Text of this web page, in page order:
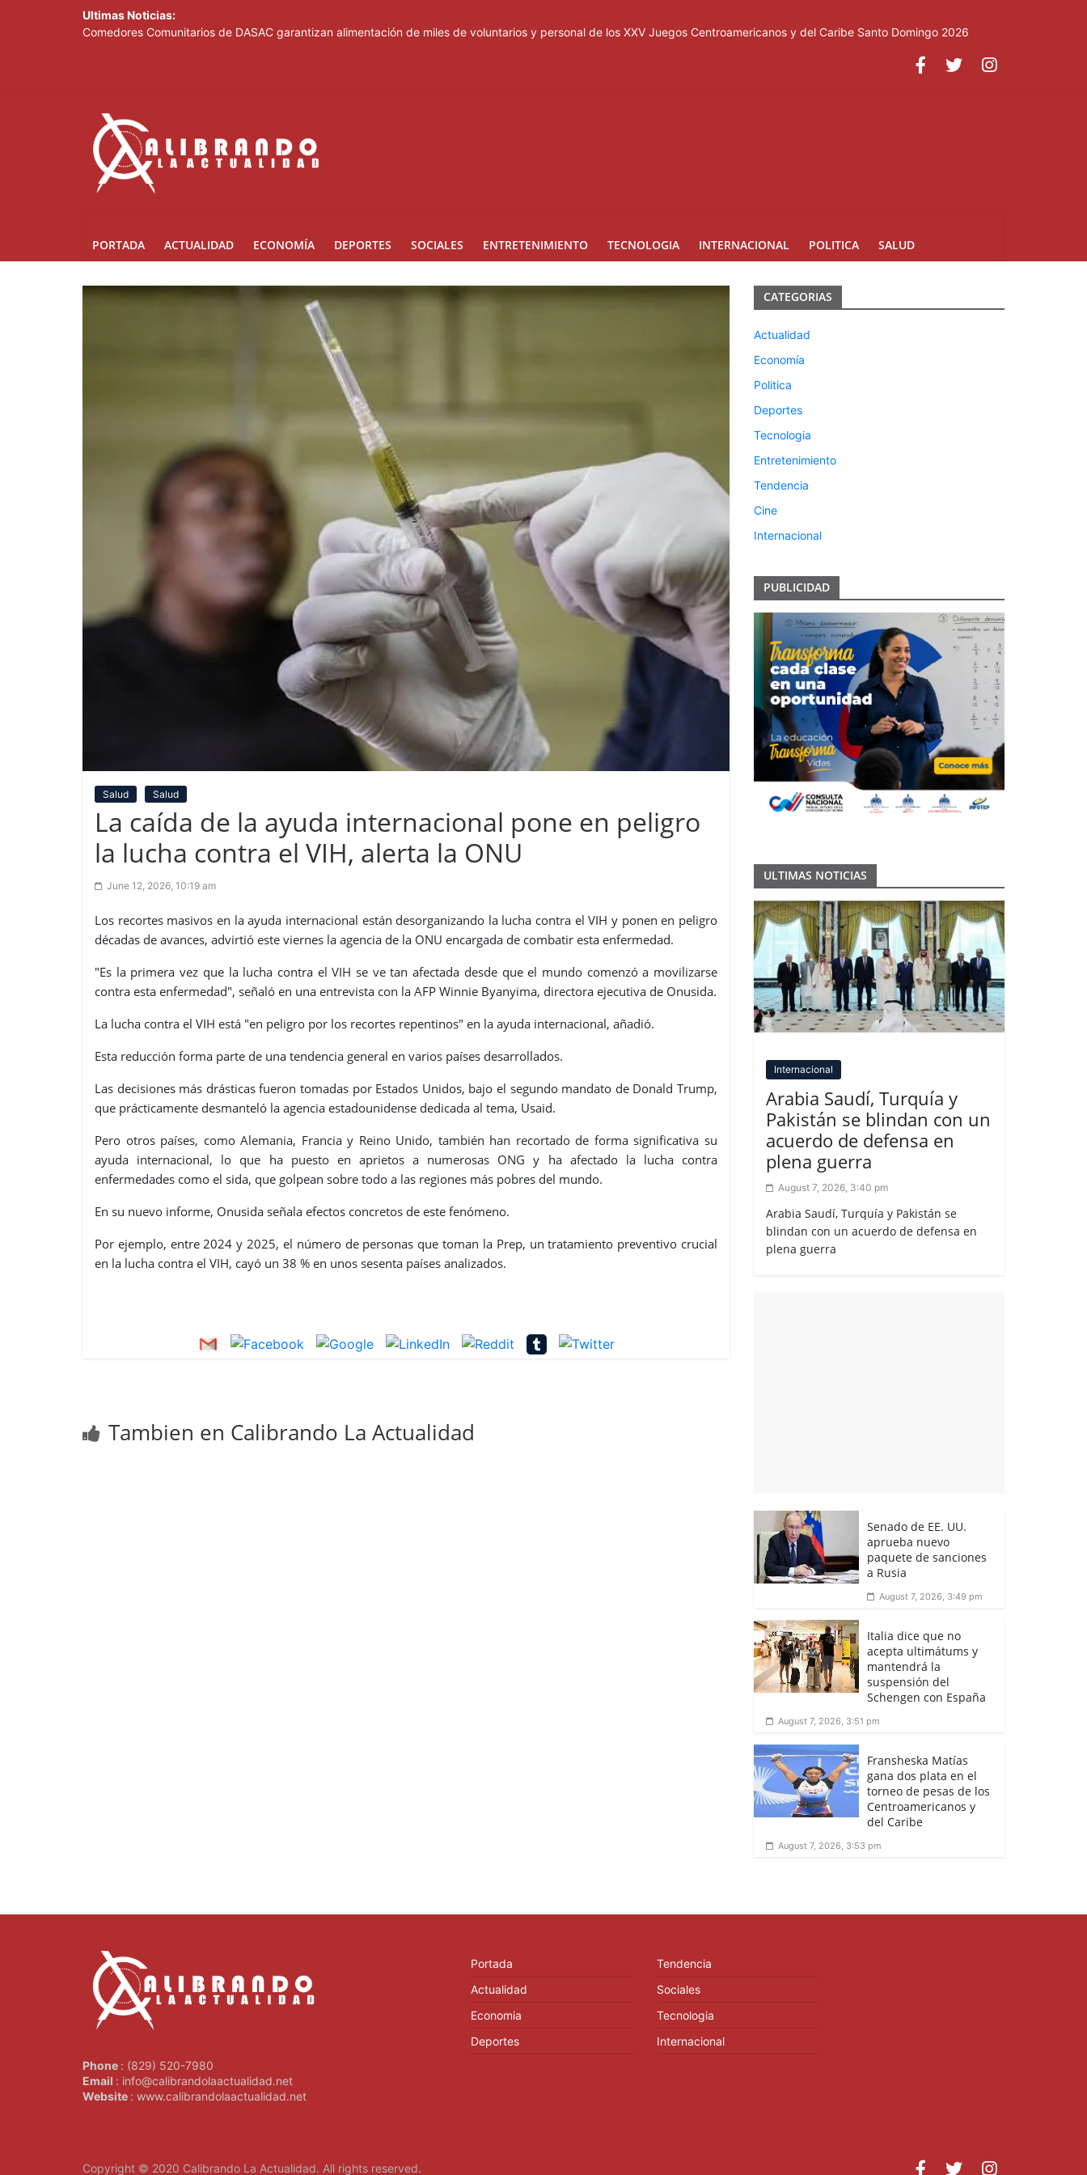
Ultimas Noticias:
Comedores Comunitarios de DASAC garantizan alimentación de miles de voluntarios y personal de los XXV Juegos Centroamericanos y del Caribe Santo Domingo 2026
PORTADA ACTUALIDAD ECONOMÍA DEPORTES SOCIALES ENTRETENIMIENTO TECNOLOGIA INTERNACIONAL POLITICA SALUD
Salud Salud
La caída de la ayuda internacional pone en peligro
la lucha contra el VIH, alerta la ONU
June 12, 2026, 10:19 am
Los recortes masivos en la ayuda internacional están desorganizando la lucha contra el VIH y ponen en peligro
décadas de avances, advirtió este viernes la agencia de la ONU encargada de combatir esta enfermedad.
"Es la primera vez que la lucha contra el VIH se ve tan afectada desde que el mundo comenzó a movilizarse
contra esta enfermedad", señaló en una entrevista con la AFP Winnie Byanyima, directora ejecutiva de Onusida.
La lucha contra el VIH está "en peligro por los recortes repentinos" en la ayuda internacional, añadió.
Esta reducción forma parte de una tendencia general en varios países desarrollados.
Las decisiones más drásticas fueron tomadas por Estados Unidos, bajo el segundo mandato de Donald Trump,
que prácticamente desmanteló la agencia estadounidense dedicada al tema, Usaid.
Pero otros países, como Alemania, Francia y Reino Unido, también han recortado de forma significativa su
ayuda internacional, lo que ha puesto en aprietos a numerosas ONG y ha afectado la lucha contra
enfermedades como el sida, que golpean sobre todo a las regiones más pobres del mundo.
En su nuevo informe, Onusida señala efectos concretos de este fenómeno.
Por ejemplo, entre 2024 y 2025, el número de personas que toman la Prep, un tratamiento preventivo crucial
en la lucha contra el VIH, cayó un 38 % en unos sesenta países analizados.
Tambien en Calibrando La Actualidad
CATEGORIAS
Actualidad
Economía
Politica
Deportes
Tecnologia
Entretenimiento
Tendencia
Cine
Internacional
PUBLICIDAD
ULTIMAS NOTICIAS
Internacional
Arabia Saudí, Turquía y
Pakistán se blindan con un
acuerdo de defensa en
plena guerra
August 7, 2026, 3:40 pm
Arabia Saudí, Turquía y Pakistán se
blindan con un acuerdo de defensa en
plena guerra
Senado de EE. UU.
aprueba nuevo
paquete de sanciones
a Rusia
August 7, 2026, 3:49 pm
Italia dice que no
acepta ultimátums y
mantendrá la
suspensión del
Schengen con España
August 7, 2026, 3:51 pm
Fransheska Matías
gana dos plata en el
torneo de pesas de los
Centroamericanos y
del Caribe
August 7, 2026, 3:53 pm
Phone : (829) 520-7980
Email : info@calibrandolaactualidad.net
Website : www.calibrandolaactualidad.net
Portada
Actualidad
Economia
Deportes
Tendencia
Sociales
Tecnologia
Internacional
Copyright © 2020 Calibrando La Actualidad. All rights reserved.